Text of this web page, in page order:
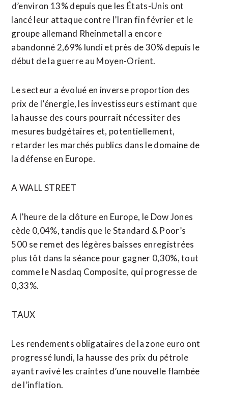
⁠d’environ 13% depuis que les États-Unis ont
lancé leur attaque contre l’Iran fin février et le
groupe allemand Rheinmetall a encore
abandonné 2,69% lundi et près ​de 30% depuis le
début de ​la guerre au Moyen-Orient.
Le secteur a évolué en inverse proportion des
prix de l’énergie, les investisseurs estimant que
la hausse des cours pourrait nécessiter des
mesures budgétaires et, potentiellement,
retarder les marchés publics dans le domaine de
​la défense en Europe.
A WALL STREET
A l’heure de la clôture en Europe, le Dow Jones
cède 0,04%, tandis que le Standard & Poor’s
500 se remet des légères baisses enregistrées
plus tôt dans la séance pour gagner 0,30%, tout
comme le Nasdaq Composite, qui progresse de
0,33%.
TAUX
Les rendements obligataires de la zone ‌euro ont
progressé lundi, la hausse des prix du ​pétrole
ayant ravivé les craintes d’une nouvelle flambée
de l’inflation.